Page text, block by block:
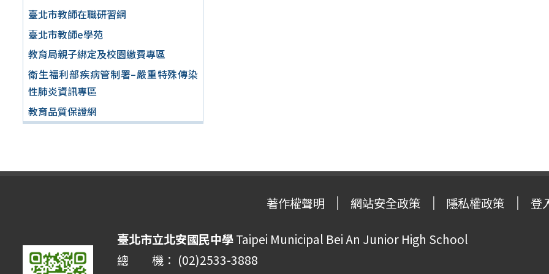
臺北市教師在職研習網
臺北市教師e學苑
教育局親子綁定及校園繳費專區
衛生福利部疾病管制署–嚴重特殊傳染
性肺炎資訊專區
教育品質保證網
著作權聲明 網站安全政策 隱私權政策 登
臺北市立北安國民中學Taipei Municipal Bei An Junior High School
總 機： (02)2533-3888